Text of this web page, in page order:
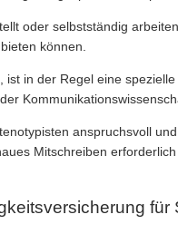
oder selbstständig
können.
ist in der Regel eine
anspruchsvoll
Mitschreiben